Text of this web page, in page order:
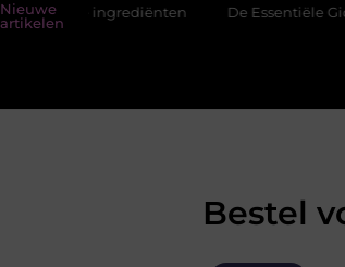
Nieuwe
artikelen
De Essentiële Gids voor
Bestel